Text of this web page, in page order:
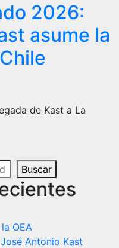
2026:
asume la
de Kast a La
Buscar
OEA
Antonio Kast